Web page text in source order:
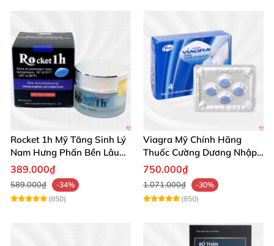
Rocket 1h Mỹ Tăng Sinh Lý
Nam Hưng Phấn Bền Lâu
Mạnh Mẽ
389.000₫
589.000₫
-34%
(850)
Viagra Mỹ Chính Hãng
Thuốc Cường Dương Nhập
Khẩu Chính Ngạch
750.000₫
1.071.000₫
-30%
(850)